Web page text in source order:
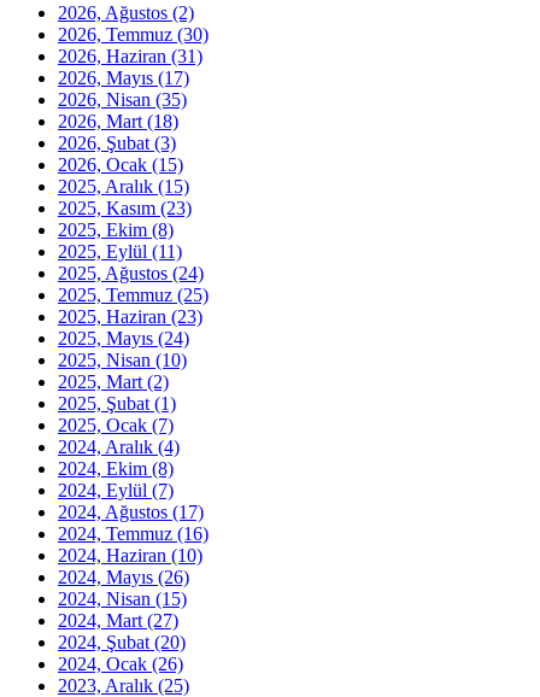
2026, Ağustos (2)
2026, Temmuz (30)
2026, Haziran (31)
2026, Mayıs (17)
2026, Nisan (35)
2026, Mart (18)
2026, Şubat (3)
2026, Ocak (15)
2025, Aralık (15)
2025, Kasım (23)
2025, Ekim (8)
2025, Eylül (11)
2025, Ağustos (24)
2025, Temmuz (25)
2025, Haziran (23)
2025, Mayıs (24)
2025, Nisan (10)
2025, Mart (2)
2025, Şubat (1)
2025, Ocak (7)
2024, Aralık (4)
2024, Ekim (8)
2024, Eylül (7)
2024, Ağustos (17)
2024, Temmuz (16)
2024, Haziran (10)
2024, Mayıs (26)
2024, Nisan (15)
2024, Mart (27)
2024, Şubat (20)
2024, Ocak (26)
2023, Aralık (25)